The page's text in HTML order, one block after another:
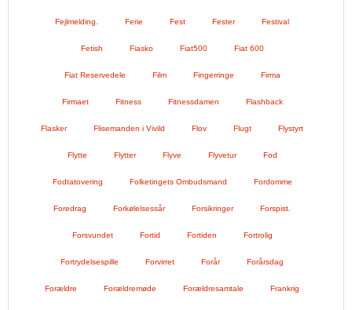
Fejlmelding. Ferie Fest Fester Festival
Fetish Fiasko Fiat500 Fiat 600
Fiat Reservedele Film Fingerringe Firma
Firmaet Fitness Fitnessdamen Flashback
Flasker Flisemanden i Vivild Flov Flugt Flystyrt
Flytte Flytter Flyve Flyvetur Fod
Fodtatovering Folketingets Ombudsmand Fordomme
Foredrag Forkølelsessår Forsikringer Forspist.
Forsvundet Fortid Fortiden Fortrolig
Fortrydelsespille Forvirret Forår Forårsdag
Forældre Forældremøde Forældresamtale Frankrig